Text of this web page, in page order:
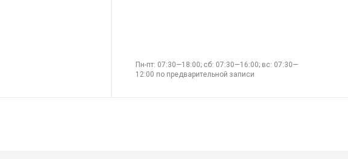
Пн-пт: 07:30—18:00; сб: 07:30—16:00; вс: 07:30—
12:00 по предварительной записи